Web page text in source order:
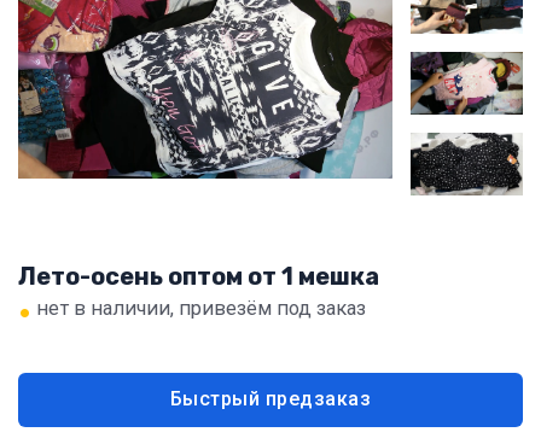
Лето-осень оптом от 1 мешка
• нет в наличии, привезём под заказ
Быстрый предзаказ